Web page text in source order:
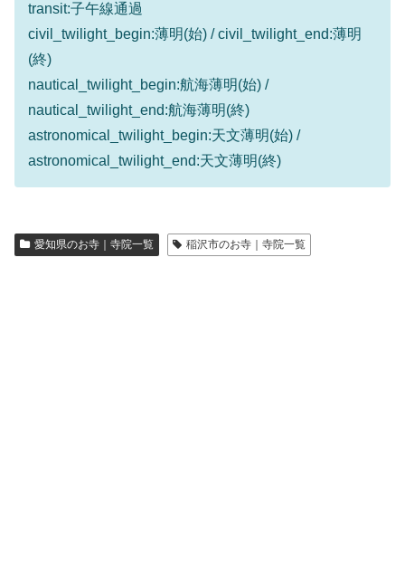
transit:子午線通過
civil_twilight_begin:薄明(始) / civil_twilight_end:薄明
(終)
nautical_twilight_begin:航海薄明(始) /
nautical_twilight_end:航海薄明(終)
astronomical_twilight_begin:天文薄明(始) /
astronomical_twilight_end:天文薄明(終)
愛知県のお寺｜寺院一覧 稲沢市のお寺｜寺院一覧